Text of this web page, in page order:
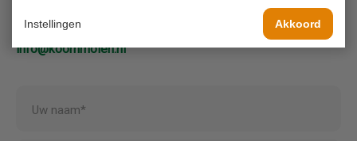
Instellingen Akkoord
Mail ons
info@koornmolen.nl
Uw naam*